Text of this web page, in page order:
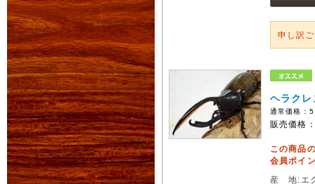
申し訳
ヘラク
通常価格：
販売価格
この商品
会員ポイ
産 地:エ